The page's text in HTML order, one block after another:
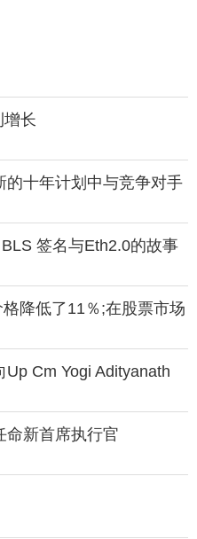
增长
的十年计划中与竞争对手
签名与Eth2.0的故事
降低了11％;在股票市场
Cm Yogi Adityanath
命新首席执行官